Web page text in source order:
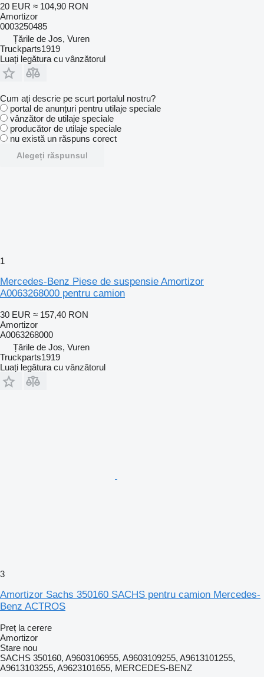
20 EUR ≈ 104,90 RON
Amortizor
0003250485
Țările de Jos, Vuren
Truckparts1919
Luați legătura cu vânzătorul
Cum ați descrie pe scurt portalul nostru?
portal de anunțuri pentru utilaje speciale
vânzător de utilaje speciale
producător de utilaje speciale
nu există un răspuns corect
Alegeți răspunsul
1
Mercedes-Benz Piese de suspensie Amortizor
A0063268000 pentru camion
30 EUR ≈ 157,40 RON
Amortizor
A0063268000
Țările de Jos, Vuren
Truckparts1919
Luați legătura cu vânzătorul
3
Amortizor Sachs 350160 SACHS pentru camion Mercedes-
Benz ACTROS
Preț la cerere
Amortizor
Stare nou
SACHS 350160, A9603106955, A9603109255, A9613101255,
A9613103255, A9623101655, MERCEDES-BENZ